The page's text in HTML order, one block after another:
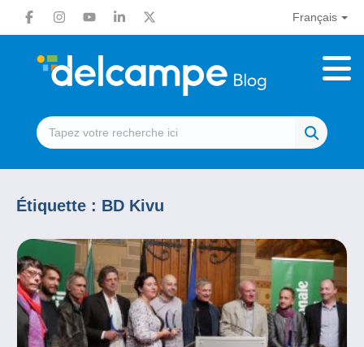
Français
Étiquette : BD Kivu